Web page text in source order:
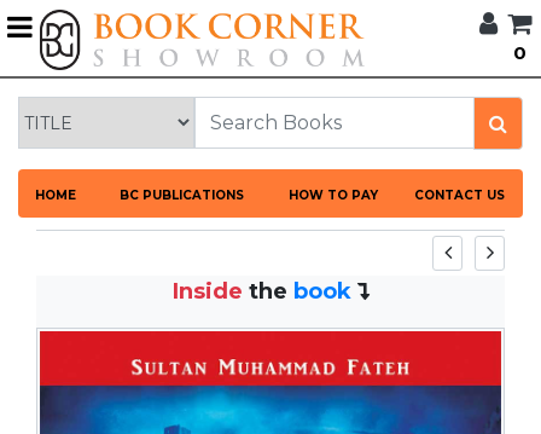
0
HOME BC PUBLICATIONS HOW TO PAY CONTACT US
BROWSE
CORNER
HOME
BOOK
CORNER
LANGUAGES
DISCOUNTS
Inside the book